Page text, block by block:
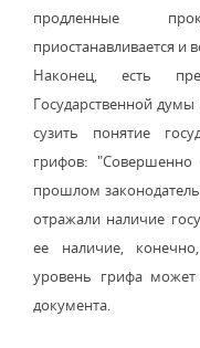
продленные
приостанавливается и
Наконец, есть
Государственной
сузить понятие
грифов:
прошлом
отражали наличие
ее наличие,
уровень грифа
документа.